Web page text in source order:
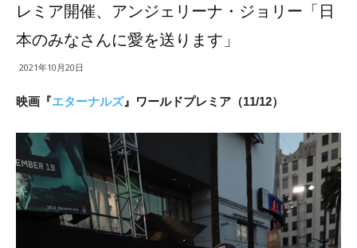
レミア開催、アンジェリーナ・ジョリー「日
本のみなさんに愛を送ります」
2021年10月20日
映画『エターナルズ』ワールドプレミア（11/12）